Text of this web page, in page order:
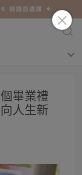
畢業禮
人生新